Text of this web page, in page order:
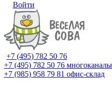
Войти
+7 (495) 782 50 76
+7 (495) 782 50 76
+7 (985) 958 79 81 офис-склад